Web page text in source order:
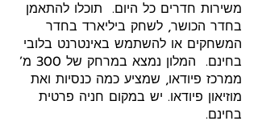
משירות חדרים כל היום. תוכלו להתאמן
בחדר הכושר, לשחק ביליארד בחדר
המשחקים או להשתמש באינטרנט בלובי
בחינם. המלון נמצא במרחק של 300 מ’
ממרכז פיודאו, שמציע כמה כנסיות ואת
מוזיאון פיודאו. יש במקום חניה פרטית
בחינם.